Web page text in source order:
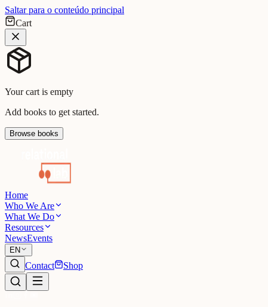
Saltar para o conteúdo principal
Cart
Your cart is empty
Add books to get started.
Browse books
Home
Who We Are
What We Do
Resources
NewsEvents
EN
Contact Shop